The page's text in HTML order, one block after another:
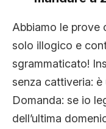
Abbiamo le prove
solo illogico e
sgrammaticato!
senza cattiveria:
Domanda: se io
dell’ultima